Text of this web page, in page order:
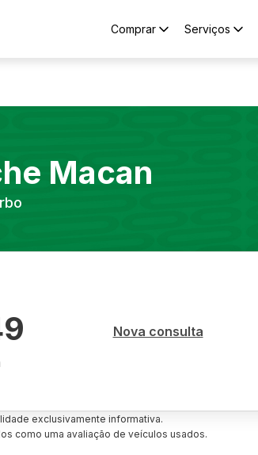
Comprar Serviços
Macan
Nova consulta
exclusivamente informativa.
como uma avaliação de veículos usados.